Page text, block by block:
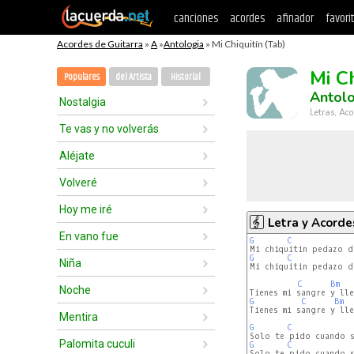
canciones acordes afinador
Acordes de Guitarra » A »Antologia » Mi Chiquitín (Tab)
Populares del Artista Historial
Nostalgia
Te vas y no volverás
Aléjate
Volveré
Hoy me iré
En vano fue
Niña
Noche
Mentira
Palomita cuculi
Mi
Letras,
Letra y
G C
G
C
Mi chiquitin pedazo
C
Bm
G
C Bm
Tienes mi sangre y
G
C
G
C